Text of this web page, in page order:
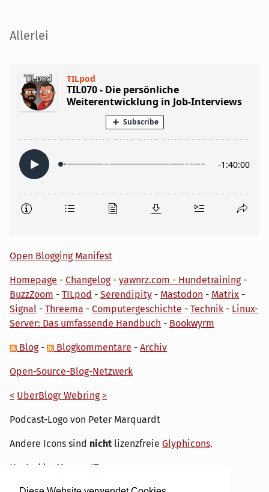
Seitenleiste
Allerlei
Open Blogging Manifest
Homepage - Changelog- yawnrz.com - Hundetraining-
BuzzZoom - TILpod - Serendipity - Mastodon - Matrix -
Signal - Threema - Computergeschichte - Technik - Linux-
Server: Das umfassende Handbuch - Bookwyrm
Blog- Blogkommentare - Archiv
Open-Source-Blog-Netzwerk
< UberBlogr Webring >
Podcast-Logo von Peter Marquardt
Andere Icons sind nicht lizenzfreie Glyphicons.
Hosted by My own IT.